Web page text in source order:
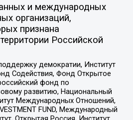
и международных
организаций,
признана
Российской
демократии, Институт
Содействия, Фонд Открытое
фонд по
развитию, Национальный
Международных Отношений,
FUND, Международный